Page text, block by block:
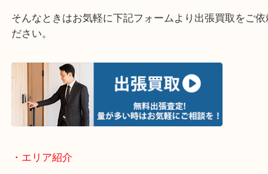
・どんなご相談もお気軽にお問い合わせください
終活・遺品整理・生前整理・断捨離・引っ越し
物を整理するケースは年々増加傾向です。
当店ではそういったお困りの方からのご依頼も大歓